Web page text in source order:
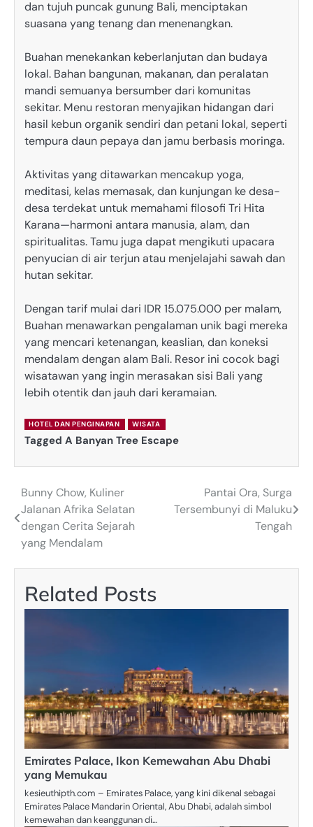
dan tujuh puncak gunung Bali, menciptakan
suasana yang tenang dan menenangkan.
Buahan menekankan keberlanjutan dan budaya
lokal. Bahan bangunan, makanan, dan peralatan
mandi semuanya bersumber dari komunitas
sekitar. Menu restoran menyajikan hidangan dari
hasil kebun organik sendiri dan petani lokal, seperti
tempura daun pepaya dan jamu berbasis moringa.
Aktivitas yang ditawarkan mencakup yoga,
meditasi, kelas memasak, dan kunjungan ke desa-
desa terdekat untuk memahami filosofi Tri Hita
Karana—harmoni antara manusia, alam, dan
spiritualitas.Tamu juga dapat mengikuti upacara
penyucian di air terjun atau menjelajahi sawah dan
hutan sekitar.
Dengan tarif mulai dari IDR 15.075.000 per malam,
Buahan menawarkan pengalaman unik bagi mereka
yang mencari ketenangan, keaslian, dan koneksi
mendalam dengan alam Bali. Resor ini cocok bagi
wisatawan yang ingin merasakan sisi Bali yang
lebih otentik dan jauh dari keramaian.
HOTEL DAN PENGINAPAN WISATA
Tagged A Banyan Tree Escape
Post
navigation
Bunny Chow, Kuliner
Jalanan Afrika Selatan
dengan Cerita Sejarah
yang Mendalam
Pantai Ora, Surga
Tersembunyi di Maluku
Tengah
Related Posts
Emirates Palace, Ikon Kemewahan Abu Dhabi
yang Memukau
kesieuthipth.com – Emirates Palace, yang kini dikenal sebagai
Emirates Palace Mandarin Oriental, Abu Dhabi, adalah simbol
kemewahan dan keanggunan di…